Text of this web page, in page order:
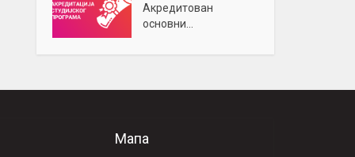
Акредитован
основни...
Мапа